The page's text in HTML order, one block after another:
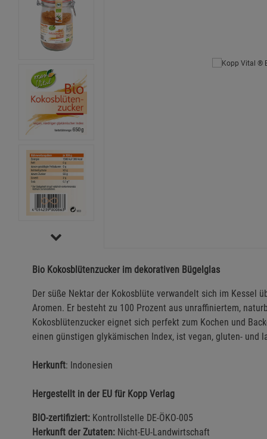
Bio Kokosblütenzucker im dekorativen Bügelglas
Der süße Nektar der Kokosblüte verwandelt sich im Kessel
Aromen. Er besteht zu 100 Prozent aus unraffiniertem,
Kokosblütenzucker eignet sich perfekt zum Kochen und
einen günstigen glykämischen Index, ist vegan, gluten- und
Herkunft: Indonesien
Hergestellt in der EU für Kopp Verlag
BIO-zertifiziert: Kontrollstelle DE-ÖKO-005
Herkunft der Zutaten: Nicht-EU-Landwirtschaft